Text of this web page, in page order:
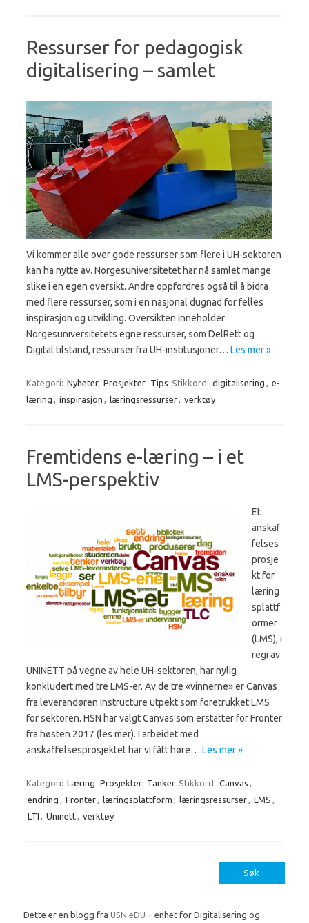
Ressurser for pedagogisk
digitalisering – samlet
Vi kommer alle over gode ressurser som flere i UH-sektoren
kan ha nytte av. Norgesuniversitetet har nå samlet mange
slike i en egen oversikt. Andre oppfordres også til å bidra
med flere ressurser, som i en nasjonal dugnad for felles
inspirasjon og utvikling. Oversikten inneholder
Norgesuniversitetets egne ressurser, som DelRett og
Digital tilstand, ressurser fra UH-institusjoner… Les mer »
Kategori: Nyheter Prosjekter Tips Stikkord: digitalisering , e-
læring , inspirasjon , læringsressurser, verktøy
Fremtidens e-læring – i et
LMS-perspektiv
Et
anskaf
felses
prosje
kt for
læring
splattf
ormer
(LMS), i
regi av
UNINETT på vegne av hele UH-sektoren, har nylig
konkludert med tre LMS-er. Av de tre «vinnerne» er Canvas
fra leverandøren Instructure utpekt som foretrukket LMS
for sektoren. HSN har valgt Canvas som erstatter for Fronter
fra høsten 2017 (les mer). I arbeidet med
anskaffelsesprosjektet har vi fått høre… Les mer »
Kategori: Læring Prosjekter Tanker Stikkord: Canvas ,
endring , Fronter, læringsplattform , læringsressurser, LMS ,
LTI , Uninett, verktøy
etter:
Dette er en blogg fra USN eDU – enhet for Digitalisering og